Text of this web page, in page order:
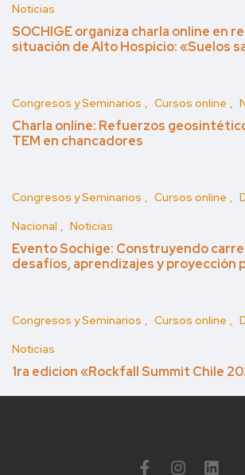
Noticias
SOCHIGE organiza charla online en
situación de Alto Hospicio: «Suelos
Congresos y Seminarios Cursos online
Charla online: Refuerzos
TEM en chancadores
Congresos y Seminarios Cursos online
Nacional
Noticias
Evento Sochige: Construyendo
desafíos, aprendizajes y proyección
Congresos y Seminarios Cursos online
Noticias
1ra edicion «Rockfall Summit Chile